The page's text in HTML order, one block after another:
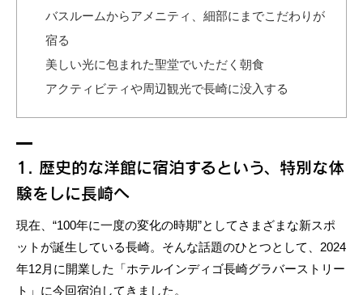
バスルームからアメニティ、細部にまでこだわりが
宿る
美しい光に包まれた聖堂でいただく朝食
アクティビティや周辺観光で長崎に没入する
1. 歴史的な洋館に宿泊するという、特別な体
験をしに長崎へ
現在、“100年に一度の変化の時期”としてさまざまな新スポ
ットが誕生している長崎。そんな話題のひとつとして、2024
年12月に開業した「ホテルインディゴ長崎グラバーストリー
ト」に今回宿泊してきました。